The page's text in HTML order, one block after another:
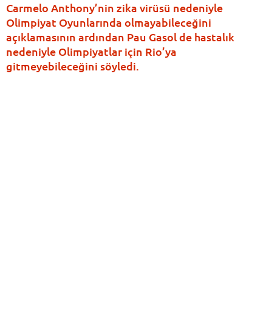
Carmelo Anthony’nin zika virüsü nedeniyle
Olimpiyat Oyunlarında olmayabileceğini
açıklamasının ardından Pau Gasol de hastalık
nedeniyle Olimpiyatlar için Rio’ya
gitmeyebileceğini söyledi.